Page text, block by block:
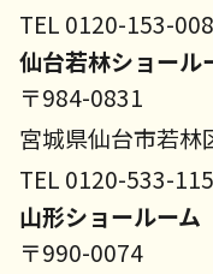
TEL 0120-153-
仙台若林ショール
〒984-0831
宮城県仙台市若
TEL 0120-533-
山形ショールーム
〒990-0074